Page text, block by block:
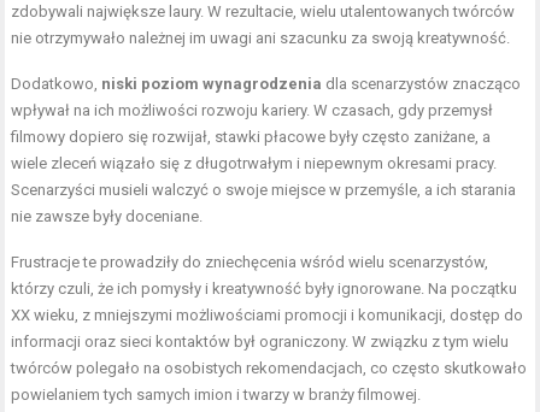
zdobywali największe laury. W rezultacie, wielu utalentowanych twórców
nie otrzymywało należnej im uwagi ani szacunku za swoją kreatywność.
Dodatkowo, niski poziom wynagrodzenia dla scenarzystów znacząco
wpływał na ich możliwości rozwoju kariery. W czasach, gdy przemysł
filmowy dopiero się rozwijał, stawki płacowe były często zaniżane, a
wiele zleceń wiązało się z długotrwałym i niepewnym okresami pracy.
Scenarzyści musieli walczyć o swoje miejsce w przemyśle, a ich starania
nie zawsze były doceniane.
Frustracje te prowadziły do zniechęcenia wśród wielu scenarzystów,
którzy czuli, że ich pomysły i kreatywność były ignorowane. Na początku
XX wieku, z mniejszymi możliwościami promocji i komunikacji, dostęp do
informacji oraz sieci kontaktów był ograniczony. W związku z tym wielu
twórców polegało na osobistych rekomendacjach, co często skutkowało
powielaniem tych samych imion i twarzy w branży filmowej.